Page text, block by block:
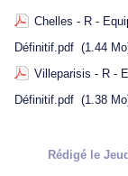
Chelles - R -
Définitif.pdf (1.44
Villeparisis - R -
Définitif.pdf (1.38
Rédigé le